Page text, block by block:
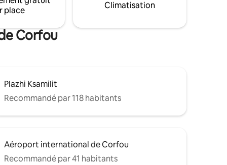
location de voiture.
place
Climatisation
Corfou
Plazhi Ksamilit
Recommandé par 118 habitants
Aéroport international de Corfou
Recommandé par 41 habitants